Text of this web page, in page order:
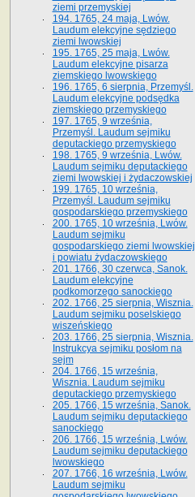
ziemi przemyskiej
194. 1765, 24 maja, Lwów.
Laudum elekcyjne sędziego
ziemi lwowskiej
195. 1765, 25 maja, Lwów.
Laudum elekcyjne pisarza
ziemskiego lwowskiego
196. 1765, 6 sierpnia, Przemyśl.
Laudum elekcyjne podsędka
ziemskiego przemyskiego
197. 1765, 9 września,
Przemyśl. Laudum sejmiku
deputackiego przemyskiego
198. 1765, 9 września, Lwów.
Laudum sejmiku deputackiego
ziemi lwowskiej i żydaczowskiej
199. 1765, 10 września,
Przemyśl. Laudum sejmiku
gospodarskiego przemyskiego
200. 1765, 10 września, Lwów.
Laudum sejmiku
gospodarskiego ziemi lwowskiej
i powiatu żydaczowskiego
201. 1766, 30 czerwca, Sanok.
Laudum elekcyjne
podkomorzego sanockiego
202. 1766, 25 sierpnia, Wisznia.
Laudum sejmiku poselskiego
wiszeńskiego
203. 1766, 25 sierpnia, Wisznia.
Instrukcya sejmiku posłom na
sejm
204. 1766, 15 września,
Wisznia. Laudum sejmiku
deputackiego przemyskiego
205. 1766, 15 września, Sanok.
Laudum sejmiku deputackiego
sanockiego
206. 1766, 15 września, Lwów.
Laudum sejmiku deputackiego
lwowskiego
207. 1766, 16 września, Lwów.
Laudum sejmiku